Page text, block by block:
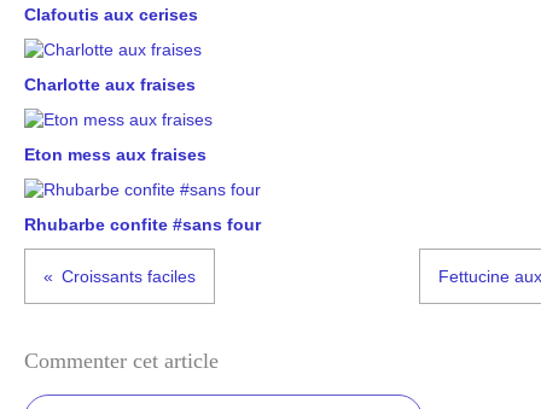
Clafoutis aux cerises
Charlotte aux fraises
Eton mess aux fraises
Rhubarbe confite #sans four
Croissants faciles Fettucine
Commenter cet article